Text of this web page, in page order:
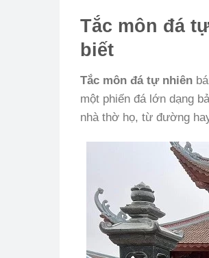
Tắc môn đá
biết
Tắc môn đá tự nhiên
một phiến đá lớn dạng
nhà thờ họ, từ đường